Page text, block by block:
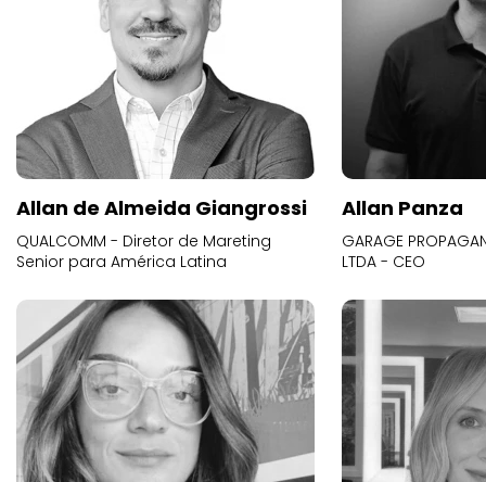
Allan de Almeida Giangrossi
QUALCOMM - Diretor de Mareting
Senior para América Latina
Allan Panza
GARAGE
LTDA - CEO